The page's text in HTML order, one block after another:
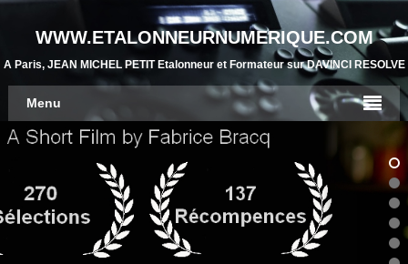
WWW.ETALONNEURNUMERIQUE.COM
A Paris, JEAN MICHEL PETIT Etalonneur et Formateur sur DAVINCI RESOLVE
Menu